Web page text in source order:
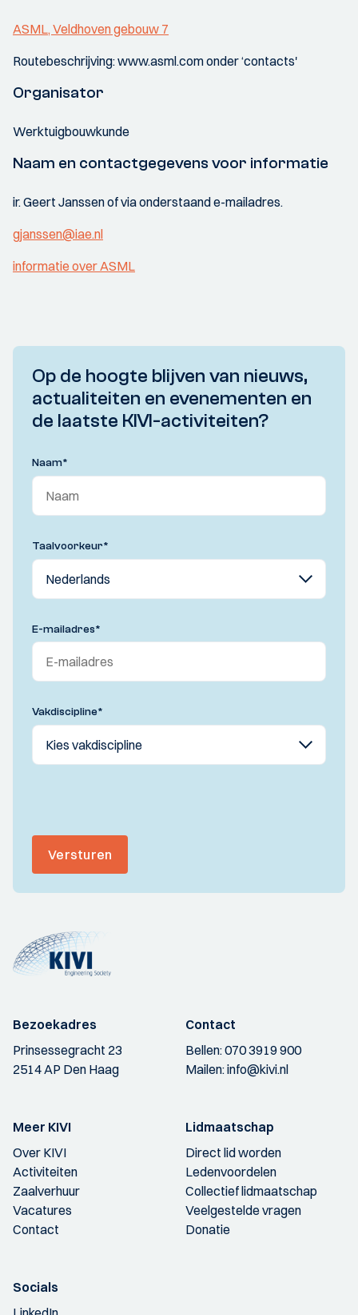
ASML, Veldhoven gebouw 7
Routebeschrijving: www.asml.com onder ‘contacts'
Organisator
Werktuigbouwkunde
Naam en contactgegevens voor informatie
ir. Geert Janssen of via onderstaand e-mailadres.
gjanssen@iae.nl
informatie over ASML
Op de hoogte blijven van nieuws,
actualiteiten en evenementen en
de laatste KIVI-activiteiten?
Naam*
Taalvoorkeur*
E-mailadres*
Vakdiscipline*
Versturen
Bezoekadres
Prinsessegracht 23
2514 AP Den Haag
Contact
Bellen:070 3919 900
Mailen:info@kivi.nl
Meer KIVI
Over KIVI
Activiteiten
Zaalverhuur
Vacatures
Contact
Lidmaatschap
Direct lid worden
Ledenvoordelen
Collectief lidmaatschap
Veelgestelde vragen
Donatie
Socials